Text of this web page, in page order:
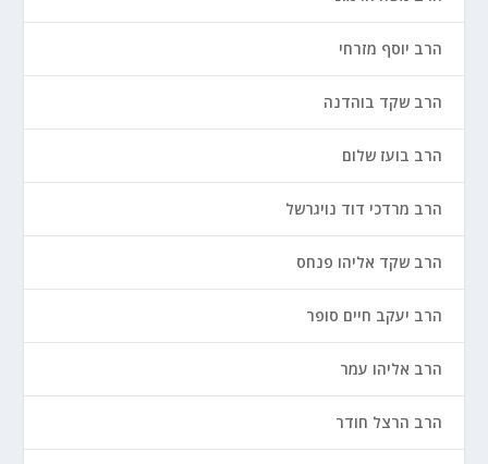
הרב יוסף מזרחי
הרב שקד בוהדנה
הרב בועז שלום
הרב מרדכי דוד נויגרשל
הרב שקד אליהו פנחס
הרב יעקב חיים סופר
הרב אליהו עמר
הרב הרצל חודר